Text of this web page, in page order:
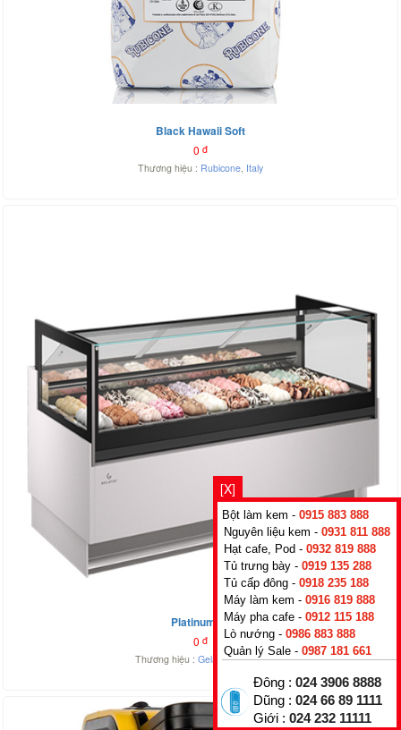
Black Hawaii Soft
0 đ
Thương hiệu : Rubicone, Italy
Platinum 12
0 đ
Thương hiệu : Gelatec,Greece
[X]
Bột làm kem - 0915 883 888
Nguyên liệu kem - 0931 811 888
Hạt cafe, Pod - 0932 819 888
Tủ trưng bày - 0919 135 288
Tủ cấp đông - 0918 235 188
Máy làm kem - 0916 819 888
Máy pha cafe - 0912 115 188
Lò nướng - 0986 883 888
Quản lý Sale - 0987 181 661
Đông : 024 3906 8888
Dũng : 024 66 89 1111
Giới : 024 232 11111